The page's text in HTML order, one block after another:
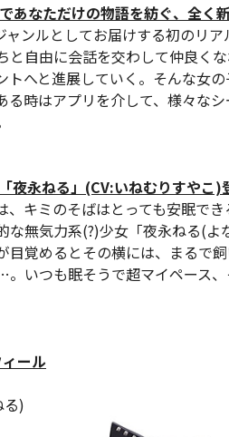
あなただけの物語を紡ぐ、全く
ャンルとしてお届けする初のリ
と自由に会話を交わして仲良く
トへと進展していく。そんな女
る時はアプリを介して、様々な
夜永ねる」(CV:いねむりすやこ)
、キミのそばはとっても安眠で
な無気力系(?)少女「夜永ねる(
目覚めるとその横には、まるで
いつも眠そうで超マイペース
ール
る)